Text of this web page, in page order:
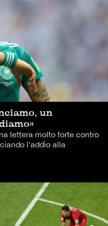
un
lettera molto forte contro
l'addio alla